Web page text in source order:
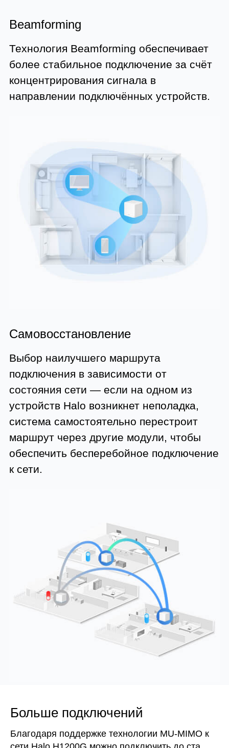
Beamforming
Технология Beamforming обеспечивает
более стабильное подключение за счёт
концентрирования сигнала в
направлении подключённых устройств.
Самовосстановление
Выбор наилучшего маршрута
подключения в зависимости от
состояния сети — если на одном из
устройств Halo возникнет неполадка,
система самостоятельно перестроит
маршрут через другие модули, чтобы
обеспечить бесперебойное подключение
к сети.
Больше подключений
Благодаря поддержке технологии MU-MIMO к